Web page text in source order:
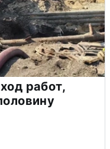
работ,